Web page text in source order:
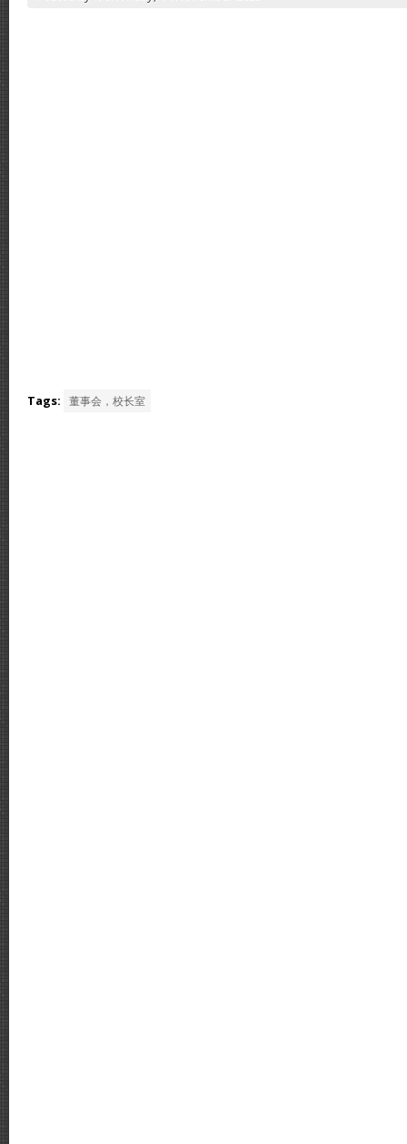
Tags: 董事会，校长室